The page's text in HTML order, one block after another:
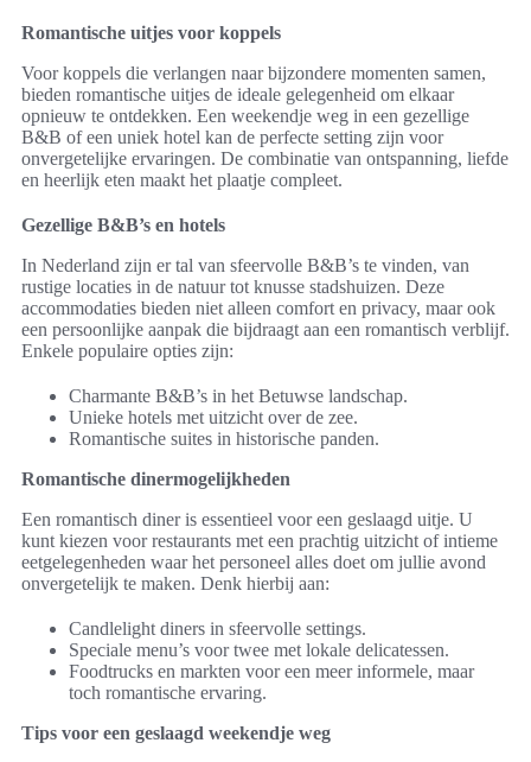
Romantische uitjes voor koppels
Voor koppels die verlangen naar bijzondere momenten samen,
bieden romantische uitjes de ideale gelegenheid om elkaar
opnieuw te ontdekken. Een weekendje weg in een gezellige
B&B of een uniek hotel kan de perfecte setting zijn voor
onvergetelijke ervaringen. De combinatie van ontspanning, liefde
en heerlijk eten maakt het plaatje compleet.
Gezellige B&B’s en hotels
In Nederland zijn er tal van sfeervolle B&B’s te vinden, van
rustige locaties in de natuur tot knusse stadshuizen. Deze
accommodaties bieden niet alleen comfort en privacy, maar ook
een persoonlijke aanpak die bijdraagt aan een romantisch verblijf.
Enkele populaire opties zijn:
Charmante B&B’s in het Betuwse landschap.
Unieke hotels met uitzicht over de zee.
Romantische suites in historische panden.
Romantische dinermogelijkheden
Een romantisch diner is essentieel voor een geslaagd uitje. U
kunt kiezen voor restaurants met een prachtig uitzicht of intieme
eetgelegenheden waar het personeel alles doet om jullie avond
onvergetelijk te maken. Denk hierbij aan:
Candlelight diners in sfeervolle settings.
Speciale menu’s voor twee met lokale delicatessen.
Foodtrucks en markten voor een meer informele, maar
toch romantische ervaring.
Tips voor een geslaagd weekendje weg